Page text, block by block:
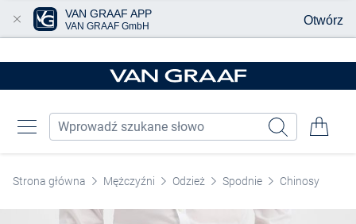
Strona główna Mężczyźni Odzież Spodnie Chinosy
VAN GRAAF APP
VAN GRAAF GmbH Otwórz